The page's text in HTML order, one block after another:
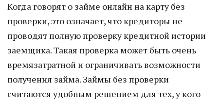
Когда говорят о займе онлайн на карту без
проверки, это означает, что кредиторы не
проводят полную проверку кредитной истории
заемщика. Такая проверка может быть очень
времязатратной и ограничивать возможности
получения займа. Займы без проверки
считаются удобным решением для тех, у кого